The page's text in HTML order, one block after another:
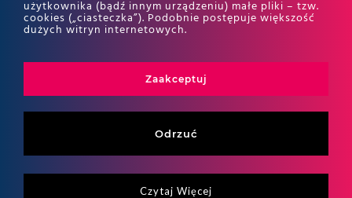
zrealizowanych projektów i wyróżnienia w rankingach
ITR World Tax i ITR World TP.
użytkownika (bądź innym urządzeniu) małe pliki – tzw.
cookies („ciasteczka”). Podobnie postępuje większość
dużych witryn internetowych.
Zaakceptuj
Odrzuć
Czytaj Więcej